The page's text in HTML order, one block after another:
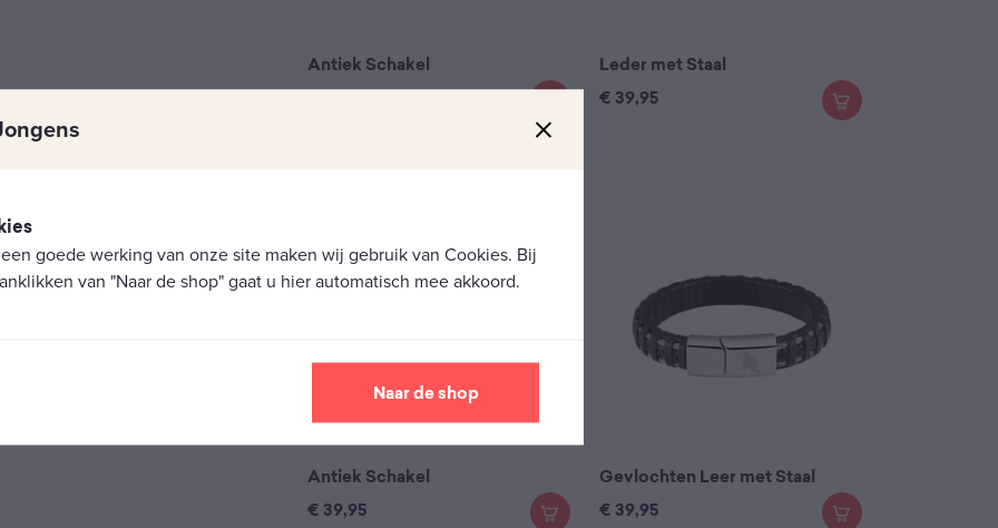
Antiek Schakel
Leder met Staal
€ 39,95
Antiek Schakel
€ 39,95
Gevlochten Leer met Staal
€ 39,95
goede werking van onze site maken wij gebruik van Cookies. Bij
van "Naar de shop" gaat u hier automatisch mee akkoord.
Naar de shop